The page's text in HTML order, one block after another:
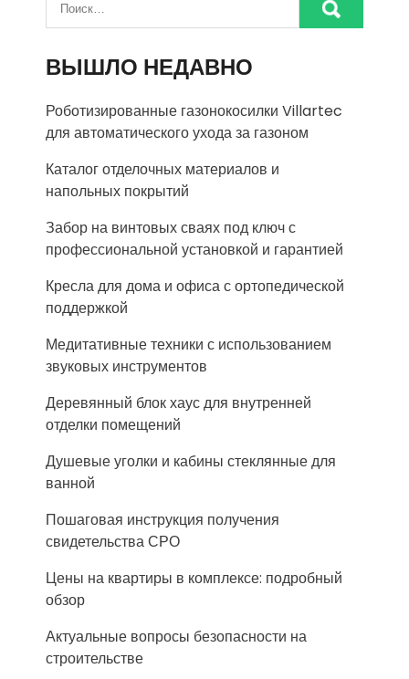
ВЫШЛО НЕДАВНО
Роботизированные газонокосилки Villartec
для автоматического ухода за газоном
Каталог отделочных материалов и
напольных покрытий
Забор на винтовых сваях под ключ с
профессиональной установкой и гарантией
Кресла для дома и офиса с ортопедической
поддержкой
Медитативные техники с использованием
звуковых инструментов
Деревянный блок хаус для внутренней
отделки помещений
Душевые уголки и кабины стеклянные для
ванной
Пошаговая инструкция получения
свидетельства СРО
Цены на квартиры в комплексе: подробный
обзор
Актуальные вопросы безопасности на
строительстве